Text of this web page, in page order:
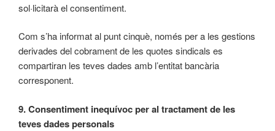
sol·licitarà el consentiment.
Com s’ha informat al punt cinquè, només per a les gestions
derivades del cobrament de les quotes sindicals es
compartiran les teves dades amb l’entitat bancària
corresponent.
9. Consentiment inequívoc per al tractament de les
teves dades personals